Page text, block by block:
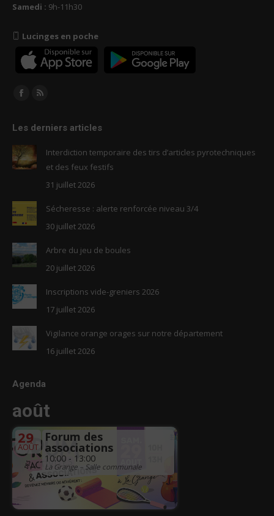
Samedi : 9h-11h30
Lucinges en poche
Trouvez nous sur :
Facebook
opens
in
new
window
opens
new
window
Les derniers articles
Interdiction temporaire des tirs d’articles pyrotechniques
et des feux festifs
31 juillet 2026
Sécheresse : alerte renforcée niveau 3/4
30 juillet 2026
Arbre du jeu de boules
20 juillet 2026
Inscriptions vide-greniers 2026
17 juillet 2026
Vigilance orange orages sur notre département
16 juillet 2026
Agenda
août
29
AOÛT
Forum des
associations
10:00 - 13:00
La Grange – Salle communale